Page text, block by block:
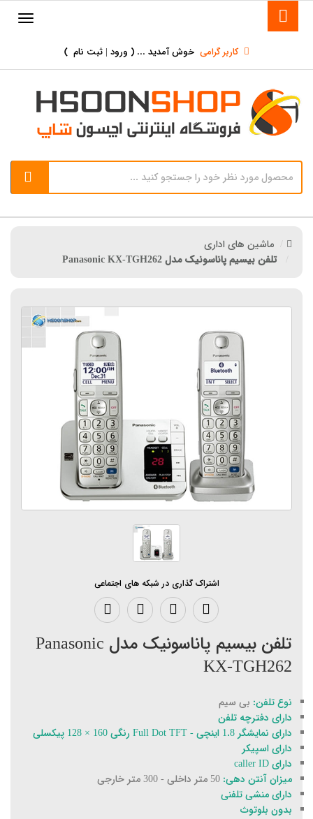
کاربر گرامی خوش آمدید ... ( ورود | ثبت نام )
ماشین های اداری
تلفن بیسیم پاناسونیک مدل Panasonic KX-TGH262
اشتراک گذاری در شبکه های اجتماعی
تلفن بیسیم پاناسونیک مدل Panasonic
KX-TGH262
نوع تلفن: بی سیم
دارای دفترچه تلفن
دارای نمایشگر 1.8 اینچی - Full Dot TFT رنگی 160 × 128 پیکسلی
دارای اسپیکر
دارای caller ID
میزان آنتن دهی:
دارای منشی تلفنی
بدون بلوتوث